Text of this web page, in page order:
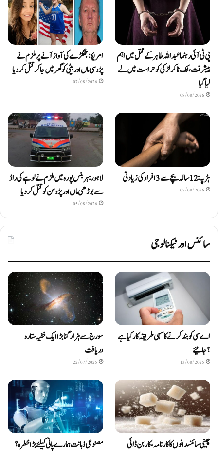
پی ٹی آئی رہنما عبداللہ طاہر کے قتل میں اہم
پیشرفت، ٹک ٹاکر لڑکی کو حراست میں لے
لیا گیا
08/08/2026
امریکا: جھگڑے کی آواز آنے پر ملزم نے
پڑوسی ماں اور بیٹی کو گھر میں جا کر قتل کر دیا
07/08/2026
ہڑپہ: 12 سالہ بچے سے 3 افراد کی زیادتی
07/08/2026
لاہور: ہربنس پورہ میں ملزم نے لوہے کی راڈ
سے بوڑھی ماں اور پڑوسن کو قتل کر دیا
05/08/2026
سائنس اور ٹیکنالوجی
اے سی کو بند کرنے کا سہی طریقہ کار کیا ہے
؟ جانیئے
13/08/2025
سورج سے ہزار گنا بڑا ایک خفیہ ستارہ
دریافت
22/07/2025
چینی سائنسدانوں کا کارنامہ، کاربن ڈائی
مصنوعی ذہانت ہمارے پانی کیلئے بڑا خطرہ؟